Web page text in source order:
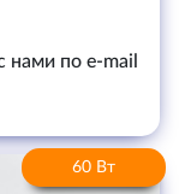
нами по e-mail
60 Вт